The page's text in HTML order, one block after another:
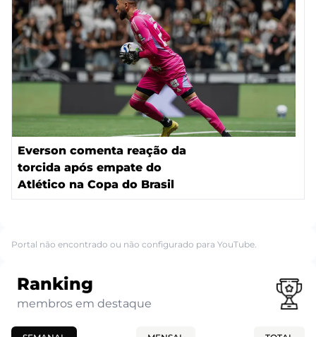
Everson comenta reação da
torcida após empate do
Atlético na Copa do Brasil
Portal não encontrado ou não configurado para YouTube.
Ranking
membros em destaque